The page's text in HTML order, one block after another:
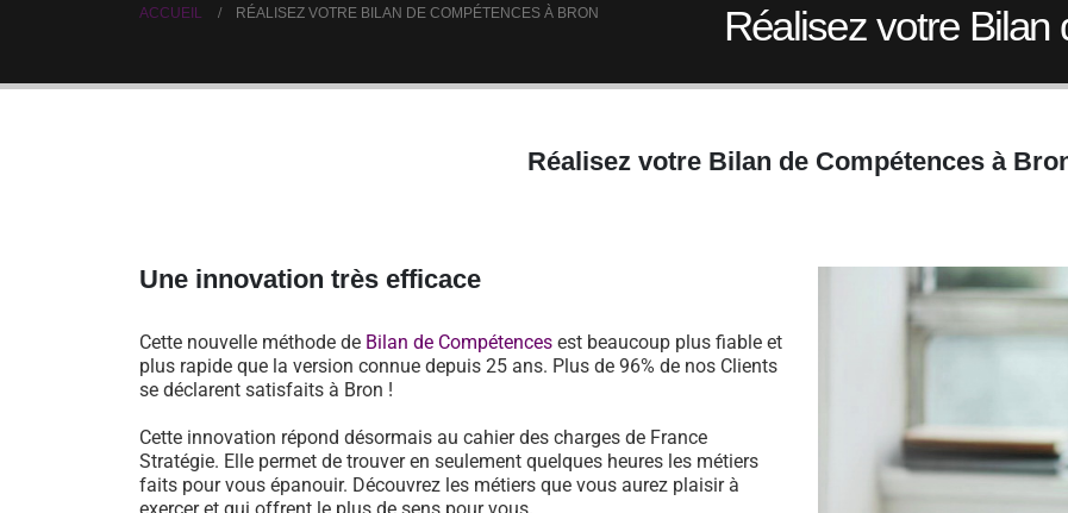
Réalisez votre
ACCUEIL RÉALISEZ VOTRE BILAN DE COMPÉTENCES À BRON
Réalisez votre Bilan de Compétences à
Une innovation très efficace
Cette nouvelle méthode de Bilan de Compétences est beaucoup plus fiable et
plus rapide que la version connue depuis 25 ans. Plus de 96% de nos Clients
se déclarent satisfaits à Bron !
Cette innovation répond désormais au cahier des charges de France
Stratégie. Elle permet de trouver en seulement quelques heures les métiers
faits pour vous épanouir. Découvrez les métiers que vous aurez plaisir à
exercer et qui offrent le plus de sens pour vous.